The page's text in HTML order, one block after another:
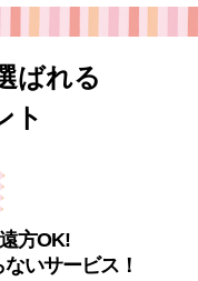
ばれる
ト
方OK!
いサービス！